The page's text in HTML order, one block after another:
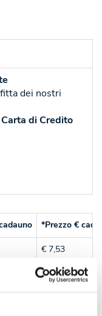
dei nostri
Carta di Credito
*Prezzo €
€ 7,53
€ 6,77